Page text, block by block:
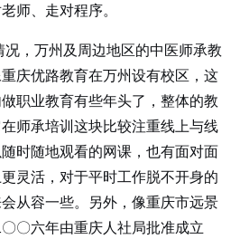
师、走对程序。
，万州及周边地区的中医师承教
庆优路教育在万州设有校区，这
职业教育有些年头了，整体的教
师承培训这块比较注重线上与线
时随地观看的网课，也有面对面
灵活，对于平时工作脱不开身的
从容一些。另外，像重庆市远景
〇六年由重庆人社局批准成立